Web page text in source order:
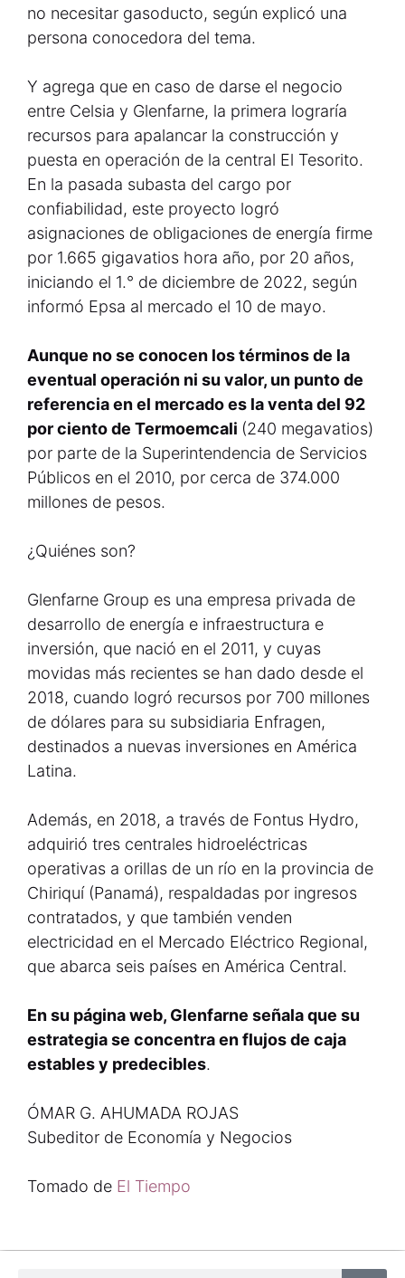
no necesitar gasoducto, según explicó una
persona conocedora del tema.
Y agrega que en caso de darse el negocio
entre Celsia y Glenfarne, la primera lograría
recursos para apalancar la construcción y
puesta en operación de la central El Tesorito.
En la pasada subasta del cargo por
confiabilidad, este proyecto logró
asignaciones de obligaciones de energía firme
por 1.665 gigavatios hora año, por 20 años,
iniciando el 1.° de diciembre de 2022, según
informó Epsa al mercado el 10 de mayo.
Aunque no se conocen los términos de la
eventual operación ni su valor, un punto de
referencia en el mercado es la venta del 92
por ciento de Termoemcali (240 megavatios)
por parte de la Superintendencia de Servicios
Públicos en el 2010, por cerca de 374.000
millones de pesos.
¿Quiénes son?
Glenfarne Group es una empresa privada de
desarrollo de energía e infraestructura e
inversión, que nació en el 2011, y cuyas
movidas más recientes se han dado desde el
2018, cuando logró recursos por 700 millones
de dólares para su subsidiaria Enfragen,
destinados a nuevas inversiones en América
Latina.
Además, en 2018, a través de Fontus Hydro,
adquirió tres centrales hidroeléctricas
operativas a orillas de un río en la provincia de
Chiriquí (Panamá), respaldadas por ingresos
contratados, y que también venden
electricidad en el Mercado Eléctrico Regional,
que abarca seis países en América Central.
En su página web, Glenfarne señala que su
estrategia se concentra en flujos de caja
estables y predecibles.
ÓMAR G. AHUMADA ROJAS
Subeditor de Economía y Negocios
Tomado de El Tiempo